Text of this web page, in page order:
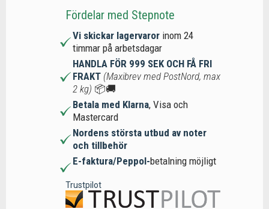
Fördelar med Stepnote
Vi skickar lagervaror inom 24
timmar på arbetsdagar
HANDLA FÖR 999 SEK OCH FÅ FRI
FRAKT (Maxibrev med PostNord, max
2 kg) 📦🚚
Betala med Klarna, Visa och
Mastercard
Nordens största utbud av noter
och tillbehör
E-faktura/Peppol-betalning möjligt
Trustpilot